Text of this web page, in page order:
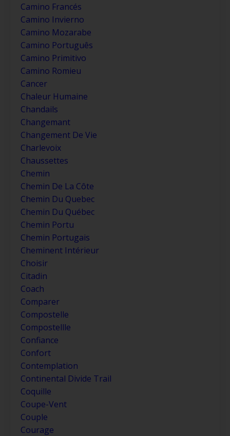
Camino Francés
Camino Invierno
Camino Mozarabe
Camino Português
Camino Primitivo
Camino Romieu
Cancer
Chaleur Humaine
Chandails
Changemant
Changement De Vie
Charlevoix
Chaussettes
Chemin
Chemin De La Côte
Chemin Du Quebec
Chemin Du Québec
Chemin Portu
Chemin Portugais
Cheminent Intérieur
Choisir
Citadin
Coach
Comparer
Compostelle
Compostellle
Confiance
Confort
Contemplation
Continental Divide Trail
Coquille
Coupe-Vent
Couple
Courage